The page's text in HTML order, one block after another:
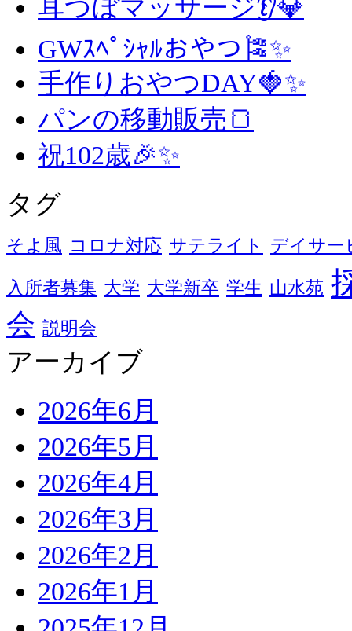
耳つぼマッサージ👂💎
GWｽﾍﾟｼｬﾙおやつ🎏✨
手作りおやつDAY🍓✨
パンの移動販売🍞
祝102歳🎉✨
タグ
そよ風 コロナ対応 サテライト デイサー
入所者募集 大学 大学新卒 学生 山水苑
会 説明会
アーカイブ
2026年6月
2026年5月
2026年4月
2026年3月
2026年2月
2026年1月